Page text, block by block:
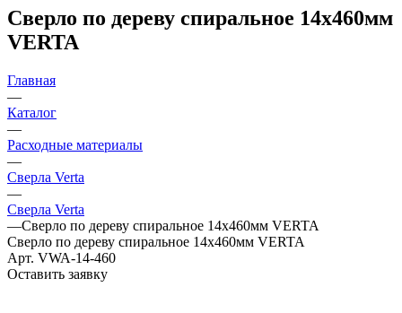
Сверло по дереву спиральное 14x460мм
VERTA
Главная
—
Каталог
—
Расходные материалы
—
Сверла Verta
—
Сверла Verta
—Сверло по дереву спиральное 14x460мм VERTA
Сверло по дереву спиральное 14x460мм VERTA
Арт. VWA-14-460
Оставить заявку